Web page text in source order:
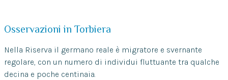
Osservazioni in Torbiera
Nella Riserva il germano reale è migratore e svernante
regolare, con un numero di individui fluttuante tra qualche
decina e poche centinaia.